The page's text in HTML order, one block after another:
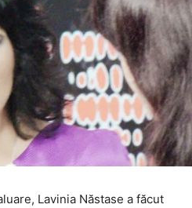
Lavinia Năstase a făcut